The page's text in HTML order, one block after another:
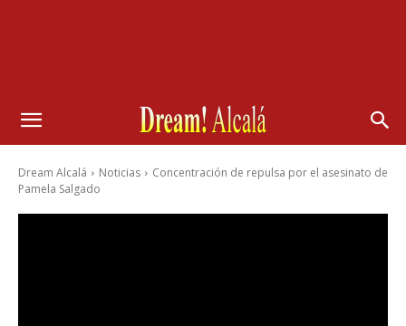
Dream Alcalá Noticias
Concentración de repulsa por el asesinato de
Pamela Salgado